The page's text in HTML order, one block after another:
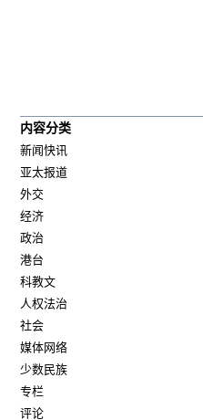
内容分类
新闻快讯
亚太报道
外交
经济
政治
港台
科教文
人权法治
社会
媒体网络
少数民族
专栏
评论